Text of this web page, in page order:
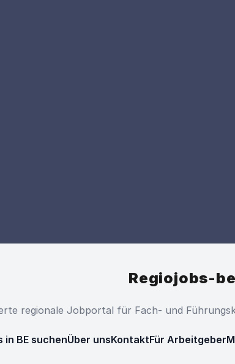
Regiojobs-
regionale Jobportal für Fach- und
in BE suchenÜber unsKontaktFür Arbeitgeber